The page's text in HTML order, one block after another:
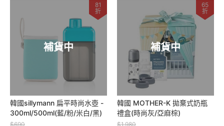
補貨中
81
折
韓國sillymann 扁平時尚水壺 -
300ml/500ml(藍/粉/米白/黑)
$690
補貨中
65
折
韓國 MOTHER-K 拋棄式奶瓶
禮盒(時尚灰/亞麻棕)
$1,980